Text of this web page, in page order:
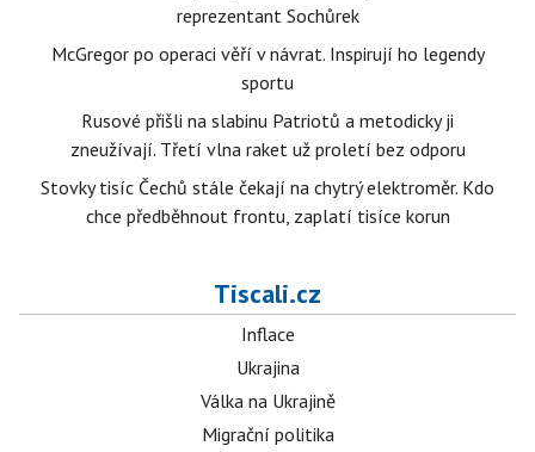
reprezentant Sochůrek
McGregor po operaci věří v návrat. Inspirují ho legendy
sportu
Rusové přišli na slabinu Patriotů a metodicky ji
zneužívají. Třetí vlna raket už proletí bez odporu
Stovky tisíc Čechů stále čekají na chytrý elektroměr. Kdo
chce předběhnout frontu, zaplatí tisíce korun
Tiscali.cz
Inflace
Ukrajina
Válka na Ukrajině
Migrační politika